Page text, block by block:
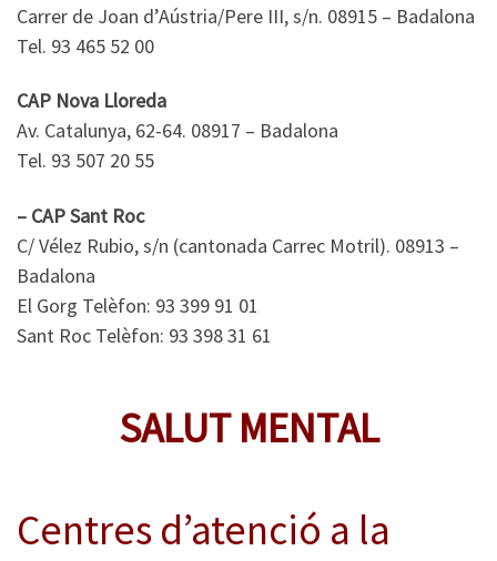
Carrer de Joan d’Aústria/Pere III, s/n. 08915 – Badalona
Tel. 93 465 52 00
CAP Nova Lloreda
Av. Catalunya, 62-64. 08917 – Badalona
Tel. 93 507 20 55
– CAP Sant Roc
C/ Vélez Rubio, s/n (cantonada Carrec Motril). 08913 –
Badalona
El Gorg Telèfon: 93 399 91 01
Sant Roc Telèfon: 93 398 31 61
SALUT MENTAL
Centres d’atenció a la